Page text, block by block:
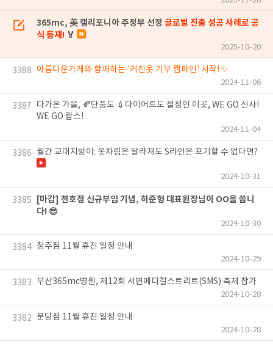
365mc, 美 캘리포니아 주정부 선정 글로벌 진출 성공 사례로 공
식 등재! 🏅
2025-10-20
3388 아름다운가게와 함께하는 '커진옷 기부 캠페인' 시작! ✨
2024-11-06
3387
다가온 가을, 🍂단풍도 💉다이어트도 절정인 이곳, WE GO 신사!
WE GO 람스!
2024-11-04
3386 월간 교대지방이: 옷차림은 달라져도 S라인은 포기할 수 없다면?
2024-10-31
3385
[마감] 천호점 신규부임 기념, 하준형 대표원장님이 OO을 쏩니
다! 😎
2024-10-30
3384 청주점 11월 휴진 일정 안내
2024-10-29
3383 부산365mc병원, 제12회 서면메디컬스트리트(SMS) 축제 참가
2024-10-28
3382 분당점 11월 휴진 일정 안내
2024-10-28